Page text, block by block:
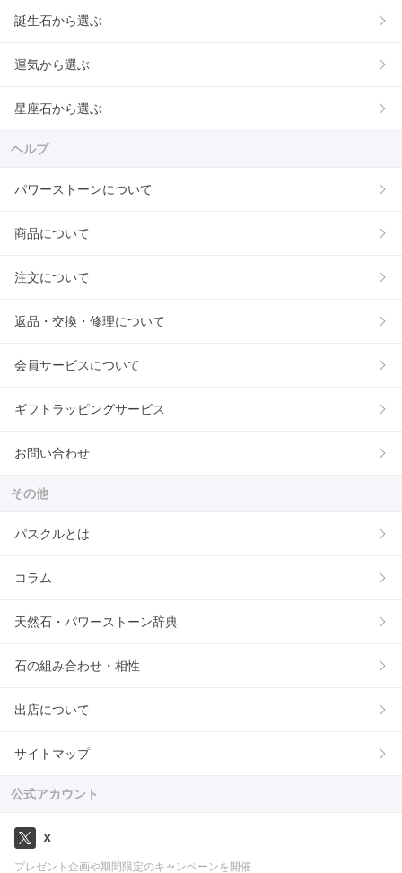
誕生石から選ぶ
運気から選ぶ
星座石から選ぶ
ヘルプ
パワーストーンについて
商品について
注文について
返品・交換・修理について
会員サービスについて
ギフトラッピングサービス
お問い合わせ
その他
パスクルとは
コラム
天然石・パワーストーン辞典
石の組み合わせ・相性
出店について
サイトマップ
公式アカウント
X
プレゼント企画や期間限定のキャンペーンを開催